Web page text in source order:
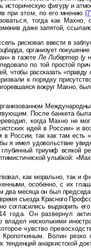
историческую фигуру и
при этом, по его мнению
тогда как
даже запятой,
рисковал ввести в
организует
в газетеЛе Либертер (у
по той простой
чтобы рассказать
к порядку
вокруг Махно,
После банкета
когда Махно не
идей в России» и
так как там есть
я имел удовольствие
глубинный триумф
улыбкой:
как морально, так и
особенно, с их
два месяца он был
съезда Красного
согласились выдворить
года. Он развернул
владел несколькими
чувство
Кропоткиным. Волин
анархистской